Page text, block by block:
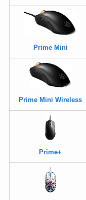
Prime Mini
Prime Mini Wireless
Prime+